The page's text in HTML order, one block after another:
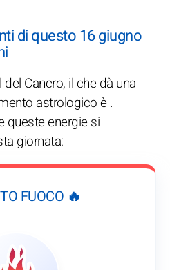
di questo 16 giugno
Cancro, il che dà una
astrologico è .
queste energie si
giornata:
FUOCO 🔥